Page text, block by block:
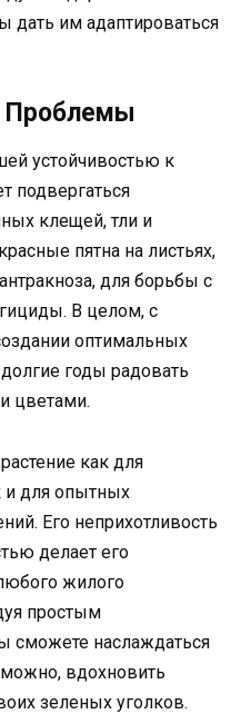
дать им адаптироваться
Проблемы
устойчивостью к
подвергаться
клещей, тли и
пятна на листьях,
для борьбы с
В целом, с
оптимальных
годы радовать
цветами.
как для
и для опытных
Его неприхотливость
делает его
жилого
простым
сможете наслаждаться
вдохновить
зеленых уголков.